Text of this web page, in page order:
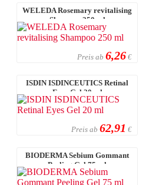
WELEDA Rosemary revitalising
Shampoo 250 ml
Preis ab 6,26 €
ISDIN ISDINCEUTICS Retinal
Eyes Gel 20 ml
Preis ab 62,91 €
BIODERMA Sebium Gommant
Peeling Gel 75 ml